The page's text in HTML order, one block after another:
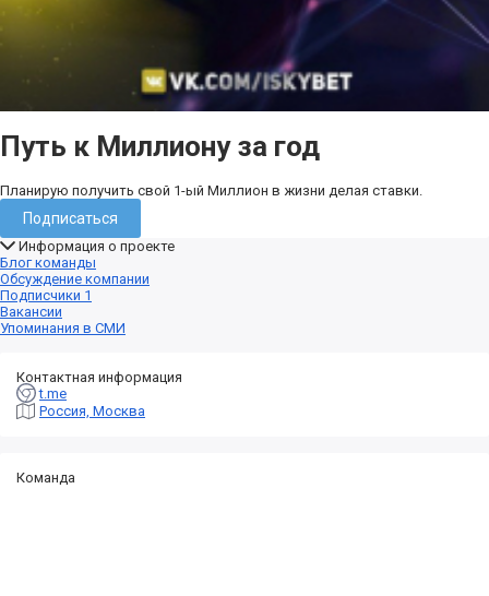
Путь к Миллиону за год
Планирую получить свой 1-ый Миллион в жизни делая ставки.
Подписаться
Информация о проекте
Блог команды
Обсуждение компании
Подписчики 1
Вакансии
Упоминания в СМИ
Контактная информация
t.me
Россия, Москва
Команда